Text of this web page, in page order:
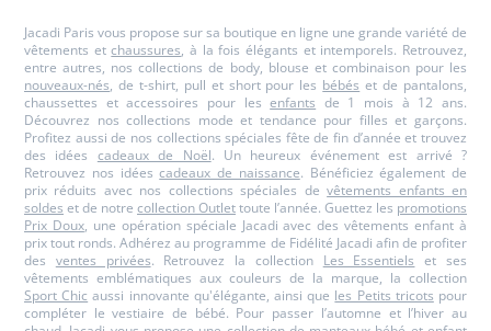
Jacadi Paris vous propose sur sa boutique en ligne une grande variété de
vêtements etchaussures, à la fois élégants et intemporels. Retrouvez,
entre autres, nos collections de body, blouse et combinaison pour les
nouveaux-nés, de t-shirt, pull et short pour les bébés et de pantalons,
chaussettes et accessoires pour lesenfants de 1 mois à 12 ans.
Découvrez nos collections mode et tendance pour filles et garçons.
Profitez aussi de nos collections spéciales fête de fin d’année et trouvez
des idées cadeaux de Noël. Un heureux événement est arrivé ?
Retrouvez nos idéescadeaux de naissance. Bénéficiez également de
prix réduits avec nos collections spéciales devêtements enfants en
soldes et de notre collection Outlettoute l’année. Guettez les promotions
Prix Doux, une opération spéciale Jacadi avec des vêtements enfant à
prix tout ronds. Adhérez au programme de Fidélité Jacadi afin de profiter
des ventes privées. Retrouvez la collection Les Essentiels et ses
vêtements emblématiques aux couleurs de la marque, la collection
Sport Chic aussi innovante qu'élégante, ainsi que les Petits tricots pour
compléter le vestiaire de bébé. Pour passer l’automne et l’hiver au